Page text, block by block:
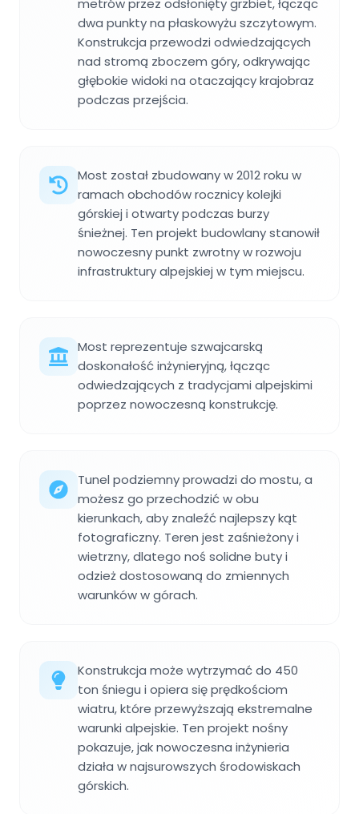
metrów przez odsłonięty grzbiet, łącząc
dwa punkty na płaskowyżu szczytowym.
Konstrukcja przewodzi odwiedzających
nad stromą zboczem góry, odkrywając
głębokie widoki na otaczający krajobraz
podczas przejścia.
Most został zbudowany w 2012 roku w
ramach obchodów rocznicy kolejki
górskiej i otwarty podczas burzy
śnieżnej. Ten projekt budowlany stanowił
nowoczesny punkt zwrotny w rozwoju
infrastruktury alpejskiej w tym miejscu.
Most reprezentuje szwajcarską
doskonałość inżynieryjną, łącząc
odwiedzających z tradycjami alpejskimi
poprzez nowoczesną konstrukcję.
Tunel podziemny prowadzi do mostu, a
możesz go przechodzić w obu
kierunkach, aby znaleźć najlepszy kąt
fotograficzny. Teren jest zaśnieżony i
wietrzny, dlatego noś solidne buty i
odzież dostosowaną do zmiennych
warunków w górach.
Konstrukcja może wytrzymać do 450
ton śniegu i opiera się prędkościom
wiatru, które przewyższają ekstremalne
warunki alpejskie. Ten projekt nośny
pokazuje, jak nowoczesna inżynieria
działa w najsurowszych środowiskach
górskich.